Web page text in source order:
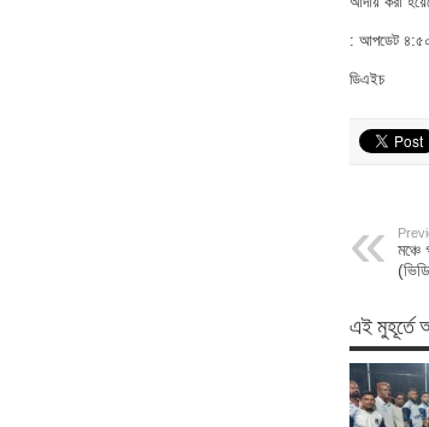
: আপডেট ৪:৫০
ডিএইচ
এই মুহূর্তে